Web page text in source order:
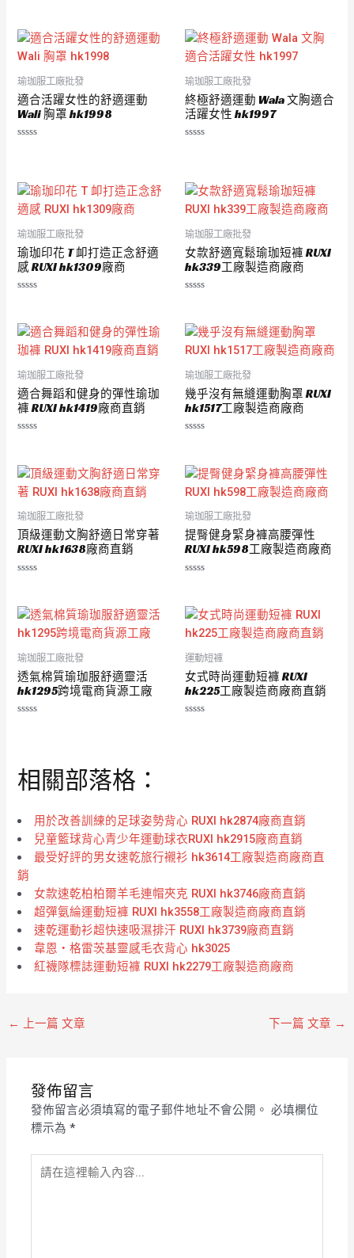
滿
分
5
滿
分
5
瑜珈服工廠批發
適合活躍女性的舒適運動
Wali 胸罩 hk1998
分
5
瑜珈服工廠批發
終極舒適運動 Wala 文胸適合
活躍女性 hk1997
分
5
瑜珈服工廠批發
瑜珈印花 T 卹打造正念舒適
感 RUXI hk1309廠商
滿
分
5
瑜珈服工廠批發
女款舒適寬鬆瑜珈短褲 RUXI
hk339工廠製造商廠商
滿
分
5
瑜珈服工廠批發
適合舞蹈和健身的彈性瑜珈
褲 RUXI hk1419廠商直銷
滿
分
5
瑜珈服工廠批發
幾乎沒有無縫運動胸罩 RUXI
hk1517工廠製造商廠商
滿
分
5
瑜珈服工廠批發
頂級運動文胸舒適日常穿著
RUXI hk1638廠商直銷
滿
分
5
瑜珈服工廠批發
提臀健身緊身褲高腰彈性
RUXI hk598工廠製造商廠商
滿
分
5
瑜珈服工廠批發
透氣棉質瑜珈服舒適靈活
hk1295跨境電商貨源工廠
5
運動短褲
女式時尚運動短褲 RUXI
hk225工廠製造商廠商直銷
相關部落格：
用於改善訓練的足球姿勢背心 RUXI hk2874廠商直銷
兒童籃球背心青少年運動球衣RUXI hk2915廠商直銷
最受好評的男女速乾旅行襯衫 hk3614工廠製造商廠商直
銷
女款速乾柏柏爾羊毛連帽夾克 RUXI hk3746廠商直銷
超彈氨綸運動短褲 RUXI hk3558工廠製造商廠商直銷
速乾運動衫超快速吸濕排汗 RUXI hk3739廠商直銷
韋恩‧格雷茨基靈感毛衣背心 hk3025
紅襪隊標誌運動短褲 RUXI hk2279工廠製造商廠商
← 上一篇 文章 下一篇 文章 →
發佈留言
發佈留言必須填寫的電子郵件地址不會公開。 必填欄位
標示為*
在